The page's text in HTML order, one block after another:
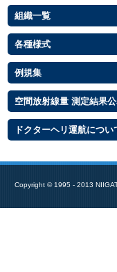
Copyright © 1995 - 2013